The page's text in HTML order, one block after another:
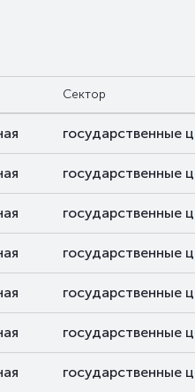
Сектор
государственные
государственные
государственные
государственные
государственные
государственные
государственные